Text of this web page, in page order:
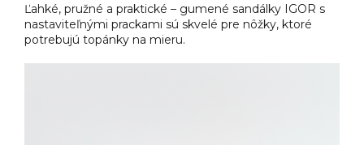
Ľahké, pružné a praktické – gumené sandálky IGOR s
nastaviteľnými prackami sú skvelé pre nôžky, ktoré
potrebujú topánky na mieru.